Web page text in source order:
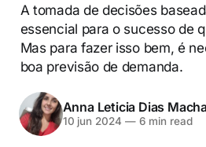
A tomada de decisões
essencial para o sucesso de
Mas para fazer isso bem, é
boa previsão de demanda.
Anna Leticia Dias
10 jun 2024 —6 min read